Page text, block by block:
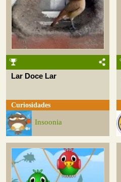
Lar Doce Lar
Curiosidades
Insoonia